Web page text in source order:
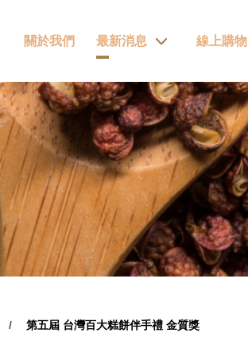
關於我們 最新消息 線上購物
第五屆 台灣百大糕餅伴手禮 金質獎